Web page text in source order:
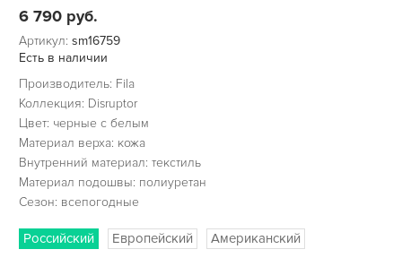
6 790 руб.
Артикул: sm16759
Есть в наличии
Производитель: Fila
Коллекция: Disruptor
Цвет: черные с белым
Материал верха: кожа
Внутренний материал: текстиль
Материал подошвы: полиуретан
Сезон: всепогодные
Российский Европейский
Американский